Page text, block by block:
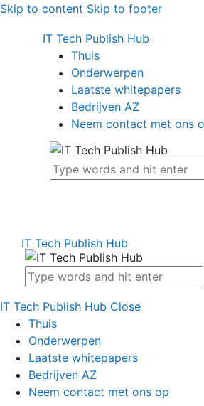
Skip to content Skip to footer
IT Tech Publish Hub
Thuis
Onderwerpen
Laatste whitepapers
Bedrijven AZ
Neem contact met ons
IT Tech Publish Hub
IT Tech Publish Hub Close
Thuis
Onderwerpen
Laatste whitepapers
Bedrijven AZ
Neem contact met ons op